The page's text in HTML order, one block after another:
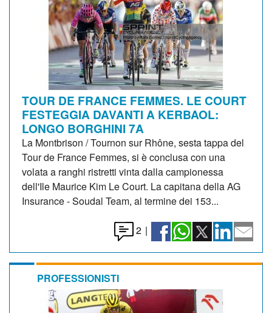
TOUR DE FRANCE FEMMES. LE COURT
FESTEGGIA DAVANTI A KERBAOL:
LONGO BORGHINI 7A
La Montbrison / Tournon sur Rhône, sesta tappa del
Tour de France Femmes, si è conclusa con una
volata a ranghi ristretti vinta dalla campionessa
dell'Ile Maurice Kim Le Court. La capitana della AG
Insurance - Soudal Team, al termine dei 153...
2 |
PROFESSIONISTI